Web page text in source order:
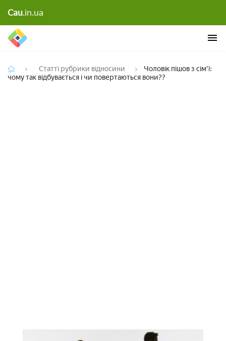
Cau.in.uaповертаються вони??
Статті рубрики відносини
Чоловік пішов з сім'ї:
чому так відбувається і чи повертаються вони??